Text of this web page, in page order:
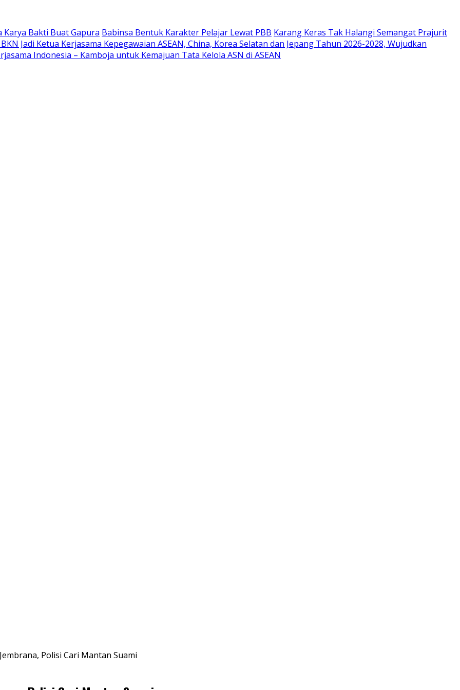
Karya Bakti Buat Gapura Babinsa Bentuk Karakter Pelajar Lewat PBB Karang Keras Tak Halangi Semangat Prajurit
Jadi Ketua Kerjasama Kepegawaian ASEAN, China, Korea Selatan dan Jepang Tahun 2026-2028, Wujudkan
Indonesia – Kamboja untuk Kemajuan Tata Kelola ASN di ASEAN
Polisi Cari Mantan Suami